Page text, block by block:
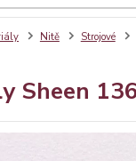
Nitě Strojové
Sheen